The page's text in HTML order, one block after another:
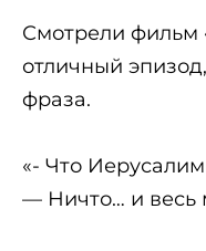
Смотрели фильм
отличный
фраза.
«- Что
— Ничто… и весь